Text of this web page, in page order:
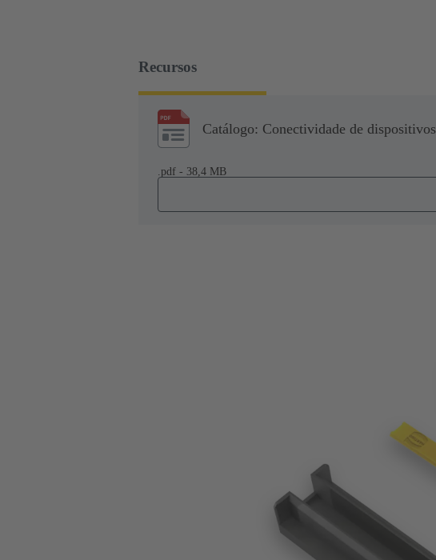
Recursos
Catálogo: Conectividade de dispositivos
.pdf - 38,4 MB